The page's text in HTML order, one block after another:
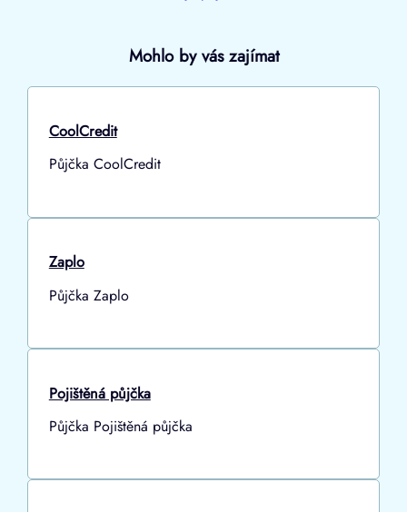
Mohlo by vás zajímat
CoolCredit
Půjčka CoolCredit
Zaplo
Půjčka Zaplo
Pojištěná půjčka
Půjčka Pojištěná půjčka